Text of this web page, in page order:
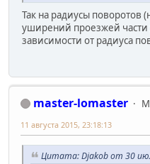
Так на радиусы поворотов
уширений проезжей части
зависимости от радиуса
master-lomaster
11 августа 2015, 23:18:13
Цитата: Djakob от 30